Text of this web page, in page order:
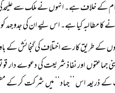
کے خلاف ہے۔ انہوں نے ملک سے
مطالبہ کیا ہے۔ اس لیے ان کی جدوجہد
کے طریق کار سے اختلاف کی گنجائش کے
اور نفاذ شریعت کی دعوے دار
کے ذریعہ اس ’’جہاد‘‘ میں شرکت کر